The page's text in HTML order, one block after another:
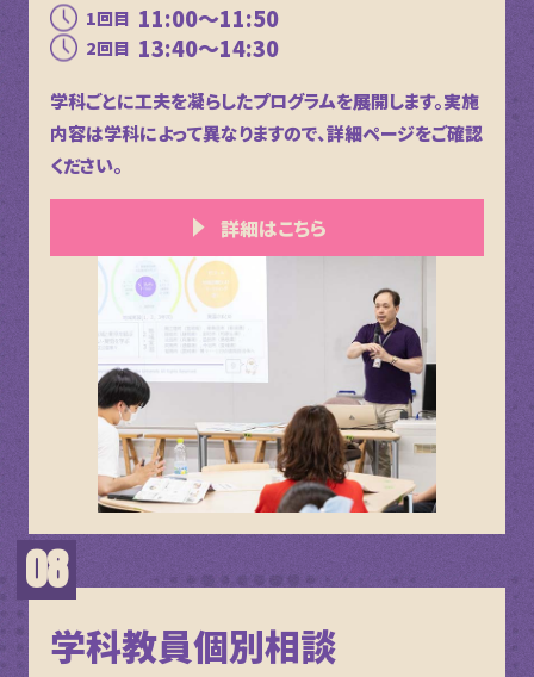
1回目 11:00～11:50
2回目 13:40～14:30
学科ごとに工夫を凝らしたプログラムを展開します。実施
内容は学科によって異なりますので、詳細ページをご確認
ください。
詳細はこちら
学科教員個別相談